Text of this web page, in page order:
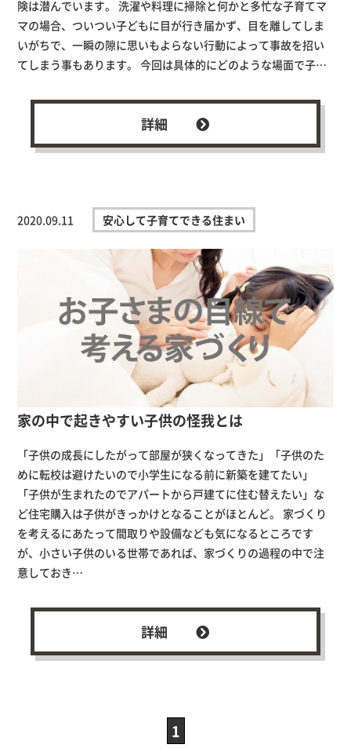
険は潜んでいます。 洗濯や料理に掃除と何かと多忙な子育てマ
マの場合、ついつい子どもに目が行き届かず、目を離してしま
いがちで、一瞬の隙に思いもよらない行動によって事故を招い
てしまう事もあります。 今回は具体的にどのような場面で子…
詳細
2020.09.11 安心して子育てできる住まい
家の中で起きやすい子供の怪我とは
「子供の成長にしたがって部屋が狭くなってきた」「子供のた
めに転校は避けたいので小学生になる前に新築を建てたい」
「子供が生まれたのでアパートから戸建てに住む替えたい」な
ど住宅購入は子供がきっかけとなることがほとんど。 家づくり
を考えるにあたって間取りや設備なども気になるところです
が、小さい子供のいる世帯であれば、家づくりの過程の中で注
意しておき…
詳細
1